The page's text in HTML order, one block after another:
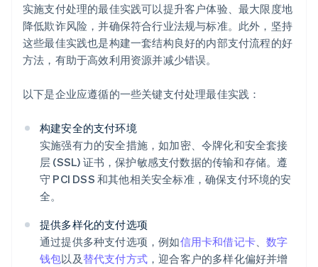
实施支付处理的最佳实践可以提升客户体验、最大限度地
降低欺诈风险，并确保符合行业法规与标准。此外，坚持
这些最佳实践也是构建一套结构良好的内部支付流程的好
方法，有助于高效利用资源并减少错误。
以下是企业应遵循的一些关键支付处理最佳实践：
构建安全的支付环境
实施强有力的安全措施，如加密、令牌化和安全套接
层 (SSL) 证书，保护敏感支付数据的传输和存储。遵
守 PCI DSS 和其他相关安全标准，确保支付环境的安
全。
提供多样化的支付选项
通过提供多种支付选项，例如信用卡和借记卡、数字
钱包以及 替代支付方式 ，迎合客户的多样化偏好并增